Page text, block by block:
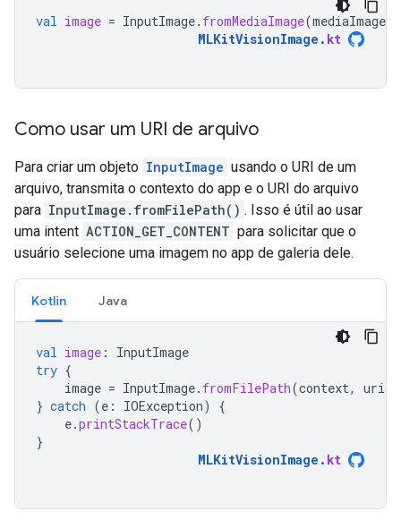
val image = InputImage. fromMediaImage(mediaImage
MLKitVisionImage . kt
Como usar um URI de arquivo
Para criar um objeto InputImage usando o URI de um
arquivo, transmita o contexto do app e o URI do arquivo
para InputImage.fromFilePath() . Isso é útil ao usar
uma intent ACTION_GET_CONTENT para solicitar que o
usuário selecione uma imagem no app de galeria dele.
Kotlin Java
val image :
InputImage
try {
image = InputImage. fromFilePath(context, uri
} catch (e : IOException)
{
e.printStackTrace()
}
MLKitVisionImage . kt